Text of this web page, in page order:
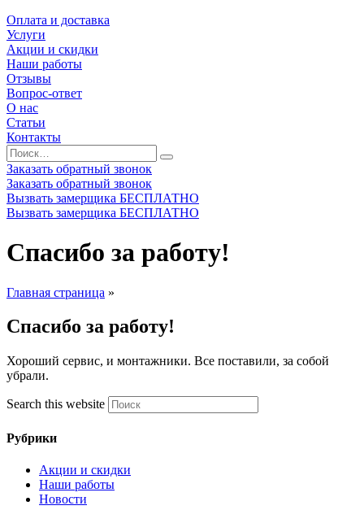
Оплата и доставка
Услуги
Акции и скидки
Наши работы
Отзывы
Вопрос-ответ
О нас
Статьи
Контакты
Заказать обратный звонок
Заказать обратный звонок
Вызвать замерщика БЕСПЛАТНО
Вызвать замерщика БЕСПЛАТНО
Спасибо за работу!
Главная страница »
Спасибо за работу!
Хороший сервис, и монтажники. Все поставили, за собой
убрали.
Search this website
Рубрики
Акции и скидки
Наши работы
Новости